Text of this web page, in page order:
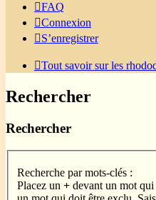
FAQ
Connexion
S’enregistrer
Tout savoir sur les
Rechercher
Rechercher
Recherche par mots-clés :
Placez un + devant un mot